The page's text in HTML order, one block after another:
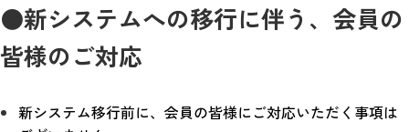
●新システムへの移行に伴う、会員の
皆様のご対応
新システム移行前に、会員の皆様にご対応いただく事項は